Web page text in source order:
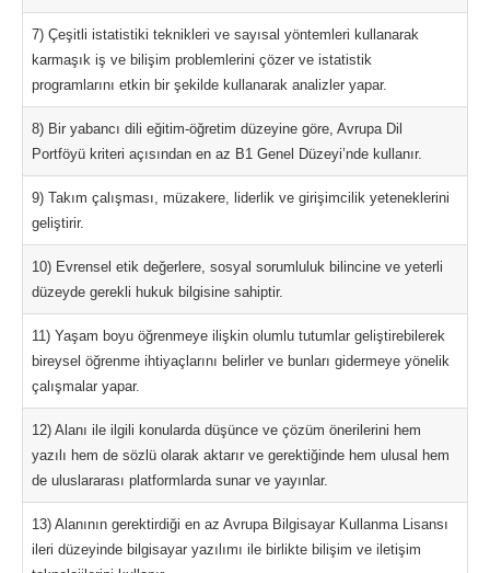
7) Çeşitli istatistiki teknikleri ve sayısal yöntemleri kullanarak
karmaşık iş ve bilişim problemlerini çözer ve istatistik
programlarını etkin bir şekilde kullanarak analizler yapar.
8) Bir yabancı dili eğitim-öğretim düzeyine göre, Avrupa Dil
Portföyü kriteri açısından en az B1 Genel Düzeyi’nde kullanır.
9) Takım çalışması, müzakere, liderlik ve girişimcilik yeteneklerini
geliştirir.
10) Evrensel etik değerlere, sosyal sorumluluk bilincine ve yeterli
düzeyde gerekli hukuk bilgisine sahiptir.
11) Yaşam boyu öğrenmeye ilişkin olumlu tutumlar geliştirebilerek
bireysel öğrenme ihtiyaçlarını belirler ve bunları gidermeye yönelik
çalışmalar yapar.
12) Alanı ile ilgili konularda düşünce ve çözüm önerilerini hem
yazılı hem de sözlü olarak aktarır ve gerektiğinde hem ulusal hem
de uluslararası platformlarda sunar ve yayınlar.
13) Alanının gerektirdiği en az Avrupa Bilgisayar Kullanma Lisansı
ileri düzeyinde bilgisayar yazılımı ile birlikte bilişim ve iletişim